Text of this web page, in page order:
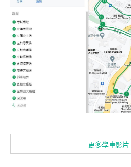
更多學車影片